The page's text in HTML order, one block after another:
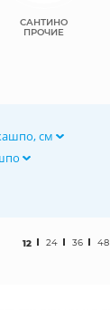
САНТИНО
ПРОЧИЕ
см
12 24 36 48